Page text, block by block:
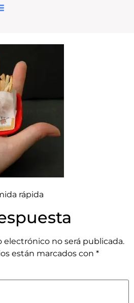
rápida
electrónico no será publicada.
están marcados con *